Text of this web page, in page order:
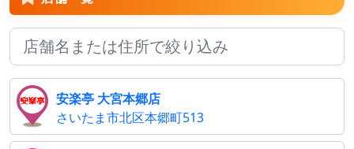
安楽亭 大宮本郷店
さいたま市北区本郷町513